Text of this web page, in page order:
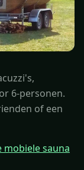
6-personen.
of een
sauna